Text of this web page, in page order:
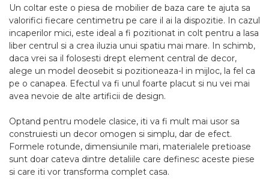
Un coltar este o piesa de mobilier de baza care te ajuta sa
valorifici fiecare centimetru pe care il ai la dispozitie. In cazul
incaperilor mici, este ideal a fi pozitionat in colt pentru a lasa
liber centrul si a crea iluzia unui spatiu mai mare. In schimb,
daca vrei sa il folosesti drept element central de decor,
alege un model deosebit si pozitioneaza-l in mijloc, la fel ca
pe o canapea. Efectul va fi unul foarte placut si nu vei mai
avea nevoie de alte artificii de design.
Optand pentru modele clasice, iti va fi mult mai usor sa
construiesti un decor omogen si simplu, dar de efect.
Formele rotunde, dimensiunile mari, materialele pretioase
sunt doar cateva dintre detaliile care definesc aceste piese
si care iti vor transforma complet casa.